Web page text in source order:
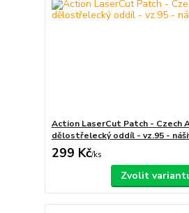
Action LaserCut Patch - Czech
dělostřelecký oddíl - vz.95 -
299 Kč/ks
Zvolit